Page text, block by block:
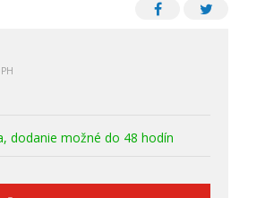
dodanie možné do 48 hodín